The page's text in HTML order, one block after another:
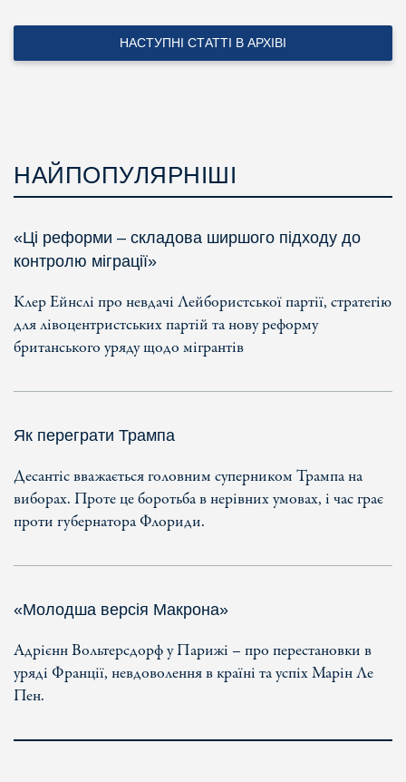
НАСТУПНІ СТАТТІ В АРХІВІ
НАЙПОПУЛЯРНІШІ
«Ці реформи – складова ширшого підходу до
контролю міграції»
Клер Ейнслі про невдачі Лейбористської партії, стратегію
для лівоцентристських партій та нову реформу
британського уряду щодо мігрантів
Як переграти Трампа
Десантіс вважається головним суперником Трампа на
виборах. Проте це боротьба в нерівних умовах, і час грає
проти губернатора Флориди.
«Молодша версія Макрона»
Адрієнн Вольтерсдорф у Парижі – про перестановки в
уряді Франції, невдоволення в країні та успіх Марін Ле
Пен.